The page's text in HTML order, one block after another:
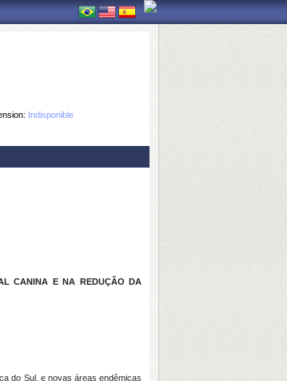
Indisponible
CANINA E NA REDUÇÃO DA
do Sul, e novas áreas endêmicas